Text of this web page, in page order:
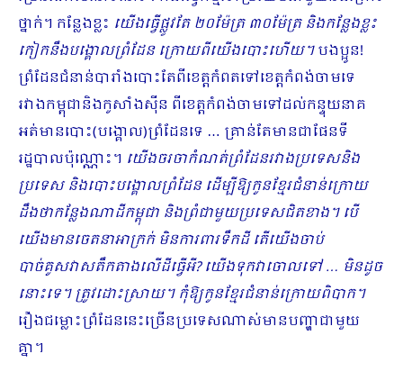
ថ្នាក់។ កន្លែងខ្លះ យើងធ្វើផ្លូវតែ ២០ម៉ែត្រ ៣០ម៉ែត្រ និងកន្លែងខ្លះ
កៀកនឹងបង្គោលព្រំដែន ក្រោយពីយើងបោះហើយ។បងប្អូន!
ព្រំដែនជំនាន់បារាំងបោះតែពីខេត្តកំពតទៅខេត្តកំពង់ចាមទេ
រវាងកម្ពុជានិងកូសាំងស៊ីន ពីខេត្តកំពង់ចាមទៅដល់កន្ទុយនាគ
អត់មានបោះ(បង្គោល)ព្រំដែនទេ … គ្រាន់តែមានជាផែនទី
រដ្ឋបាលប៉ុណ្ណោះ។ យើងចរចាកំណត់ព្រំដែនរវាងប្រទេសនិង
ប្រទេស និងបោះបង្គោលព្រំដែន ដើម្បីឱ្យកូនខ្មែរជំនាន់ក្រោយ
ដឹងថាកន្លែងណាដីកម្ពុជា និងព្រំជាមួយប្រទេសជិតខាង។ បើ
យើងមានចេតនាអាក្រក់ មិនការពារទឹកដី តើយើងចាប់
បាច់គូសវាសតឹកតាងលើដីធ្វើអី? យើងទុកវាចោលទៅ … មិនដូច
នោះទេ។ ត្រូវដោះស្រាយ។ កុំឱ្យកូនខ្មែរជំនាន់ក្រោយពិបាក។
រឿងជម្លោះព្រំដែននេះច្រើនប្រទេសណាស់មានបញ្ហាជាមួយ
គ្នា។